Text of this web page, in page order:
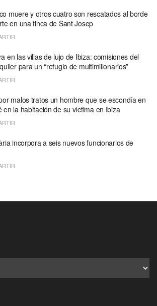
muere y otros cuatro son rescatados al borde
en una finca de Sant Josep
en las villas de lujo de Ibiza: comisiones del
para un “refugio de multimillonarios”
malos tratos un hombre que se escondía en
en la habitación de su víctima en Ibiza
incorpora a seis nuevos funcionarios de